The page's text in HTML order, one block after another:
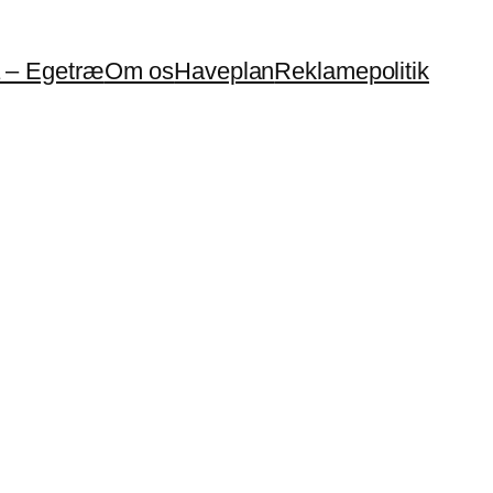
– EgetræOm osHaveplanReklamepolitik